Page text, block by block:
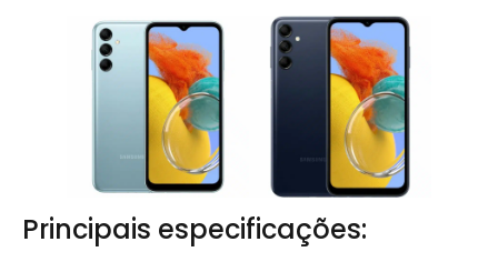
Principais especificações: